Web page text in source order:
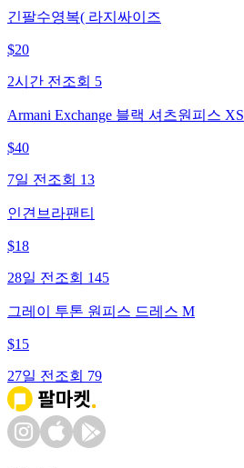
긴팔수영복( 라지싸이즈
$20
2시간 전 조회 5
Armani Exchange 블랙 셔츠원피스 XS
$40
7일 전 조회 13
인견브라팬티
$18
28일 전 조회 145
그레이 투톤 원피스 드레스 M
$15
27일 전 조회 79